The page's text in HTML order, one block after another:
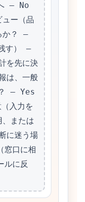
– No
ー（品
か？ –
す） –
を先に決
は、一般
– Yes
入力を
または
に迷う場
窓口に相
ルに反